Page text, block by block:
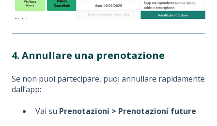
4. Annullare una prenotazione
Se non puoi partecipare, puoi annullare rapidamente
dall’app:
Vai su Prenotazioni > Prenotazioni future